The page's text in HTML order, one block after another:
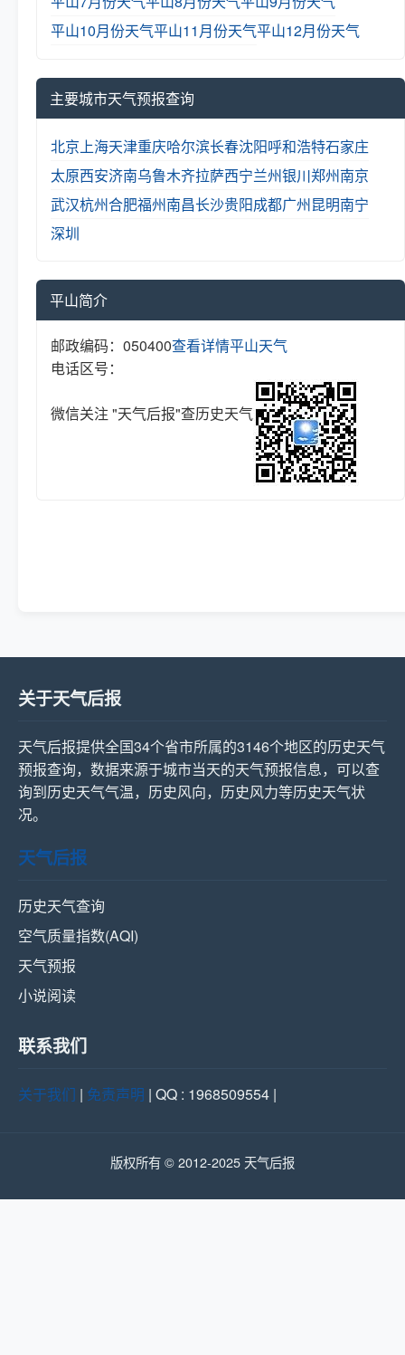
平山10月份天气平山11月份天气平山12月份天气
主要城市天气预报查询
北京 上海天津重庆哈尔滨长春沈阳呼和浩特石家庄
太原西安济南乌鲁木齐拉萨西宁兰州银川郑州南京
武汉杭州合肥福州南昌长沙贵阳成都广州昆明南宁
深圳
平山简介
邮政编码：050400
电话区号：
查看详情平山天气
微信关注 "天气后报"查历史天气
关于天气后报
天气后报提供全国34个省市所属的3146个地区的历史天气
预报查询，数据来源于城市当天的天气预报信息，可以查
询到历史天气气温，历史风向，历史风力等历史天气状
况。
天气后报
历史天气查询
空气质量指数(AQI)
天气预报
小说阅读
联系我们
关于我们 | 免责声明 | QQ : 1968509554 |
版权所有 © 2012-2025 天气后报